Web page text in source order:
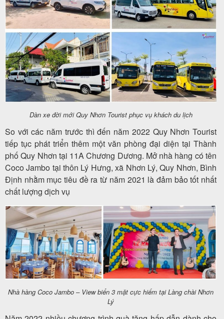
Dàn xe đời mới Quy Nhơn Tourist phục vụ khách du lịch
So với các năm trước thì đến năm 2022 Quy Nhơn Tourist
tiếp tục phát triển thêm một văn phòng đại diện tại Thành
phố Quy Nhơn tại 11A Chương Dương. Mở nhà hàng có tên
Coco Jambo tại thôn Lý Hưng, xã Nhơn Lý, Quy Nhơn, Bình
Định nhằm mục tiêu đề ra từ năm 2021 là đảm bảo tốt nhất
chất lượng dịch vụ
Nhà hàng Coco Jambo – View biển 3 mặt cực hiếm tại Làng chài Nhơn
Lý